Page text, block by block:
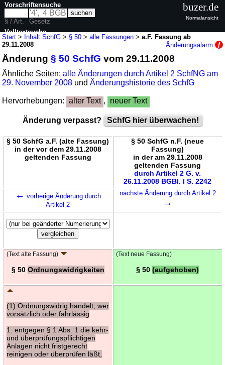
Start > Inhalt SchfG > § 50 >alle Fassungen >a.F. Fassung ab
29.11.2008
Änderungsalarm
Änderung§ 50 SchfG vom 29.11.2008
Ähnliche Seiten:alle Änderungen durch Artikel 2 SchfNG am
29. November 2008 undÄnderungshistorie des SchfG
Hervorhebungen: alter Text , neuer Text
Änderung verpasst? SchfG hier überwachen!
§ 50 SchfG a.F. (alte Fassung)
in der vor dem 29.11.2008
geltenden Fassung
§ 50 SchfG n.F. (neue
Fassung)
in der am 29.11.2008
geltenden Fassung
durch Artikel 2 G. v.
26.11.2008 BGBl. I S. 2242
← vorherige Änderung durch
Artikel 2
nächste Änderung durch Artikel 2
→
(Text alte Fassung)
§ 50 Ordnungswidrigkeiten
(Text neue Fassung)
§ 50 (aufgehoben)
(1) Ordnungswidrig handelt, wer
vorsätzlich oder fahrlässig
1. entgegen § 1 Abs. 1 die kehr-
und überprüfungspflichtigen
Anlagen nicht fristgerecht
reinigen oder überprüfen läßt,
Vorschriftensuche
§ / Art.
Gesetz
Volltextsuche
buzer.de
Normalansicht